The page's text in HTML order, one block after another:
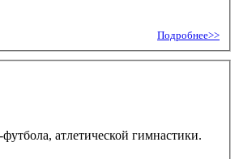
Подробнее>>
атлетической гимнастики.